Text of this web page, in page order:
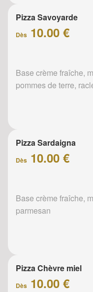
Pizza Savoyarde
Dès 10.00 €
Base crème fraîche,
pommes de terre,
Pizza Sardaigna
Dès 10.00 €
Base crème fraîche,
parmesan
Pizza Chèvre miel
Dès 10.00 €